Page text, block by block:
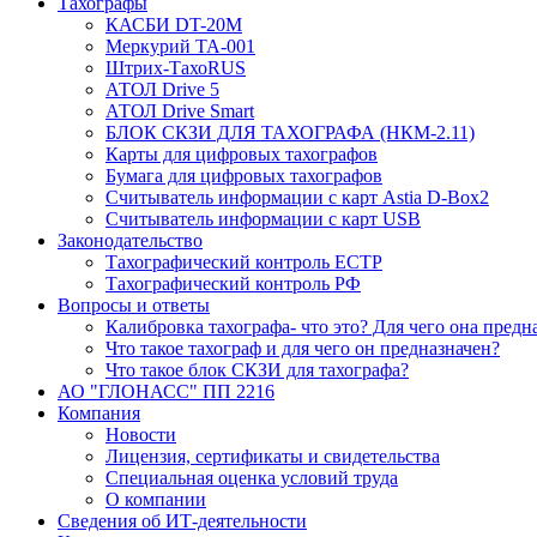
КАСБИ DT-20М
Меркурий ТА-001
Штрих-ТахоRUS
АТОЛ Drive 5
АТОЛ Drive Smart
БЛОК СКЗИ ДЛЯ ТАХОГРАФА (НКМ-2.11)
Карты для цифровых тахографов
Бумага для цифровых тахографов
Считыватель информации с карт Astia D-Box2
Считыватель информации с карт USB
Законодательство
Тахографический контроль ЕСТР
Тахографический контроль РФ
Вопросы и ответы
Калибровка тахографа- что это? Для чего она
Что такое тахограф и для чего он предназначен?
Что такое блок СКЗИ для тахографа?
АО "ГЛОНАСС" ПП 2216
Компания
Новости
Лицензия, сертификаты и свидетельства
Специальная оценка условий труда
О компании
Сведения об ИТ-деятельности